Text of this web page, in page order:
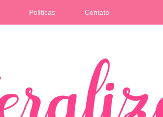
Políticas Contato